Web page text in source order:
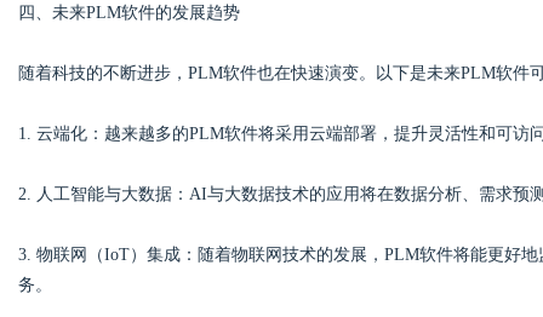
四、未来PLM软件的发展趋势
随着科技的不断进步，PLM软件也在快速演变。以下是未来PLM软件
1. 云端化：越来越多的PLM软件将采用云端部署，提升灵活性和可
2. 人工智能与大数据：AI与大数据技术的应用将在数据分析、需求预
3. 物联网（IoT）集成：随着物联网技术的发展，PLM软件将能更好
务。